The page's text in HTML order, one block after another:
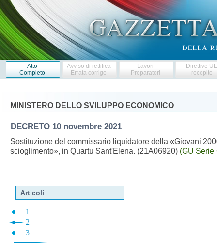
Atto
Completo
Avviso di rettifica
Errata corrige
Lavori
Preparatori
Direttive
recepite
MINISTERO DELLO SVILUPPO ECONOMICO
DECRETO 10 novembre 2021
Sostituzione del commissario liquidatore della «Giovani
scioglimento», in Quartu Sant'Elena. (21A06920) (GU Serie